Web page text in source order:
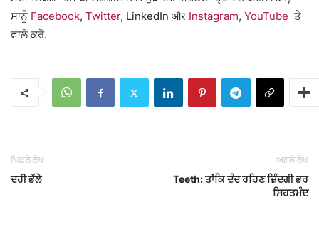
ਸਾਨੂੰ Facebook, Twitter, LinkedIn और Instagram, YouTube ਤੇ
ਫਾਲੋ ਕਰੋ.
ਪਿਛਲੇ ਲੇਖ
ਦਹੀ ਭੱਲੇ
ਅਗਲੇ ਲੇਖ
Teeth: ਤਾਂਕਿ ਦੰਦ ਰਹਿਣ ਜ਼ਿੰਦਗੀ ਭਰ
ਸਿਹਤਮੰਦ